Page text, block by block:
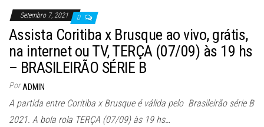
Setembro 7, 2021 0
Assista Coritiba x Brusque ao vivo, grátis,
na internet ou TV, TERÇA (07/09) às 19 hs
– BRASILEIRÃO SÉRIE B
Por ADMIN
A partida entre Coritiba x Brusque é válida pelo Brasileirão série B
2021. A bola rola TERÇA (07/09) às 19 hs…